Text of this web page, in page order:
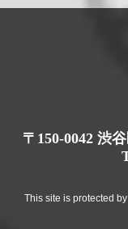
〒150-0042 渋
This site is protected